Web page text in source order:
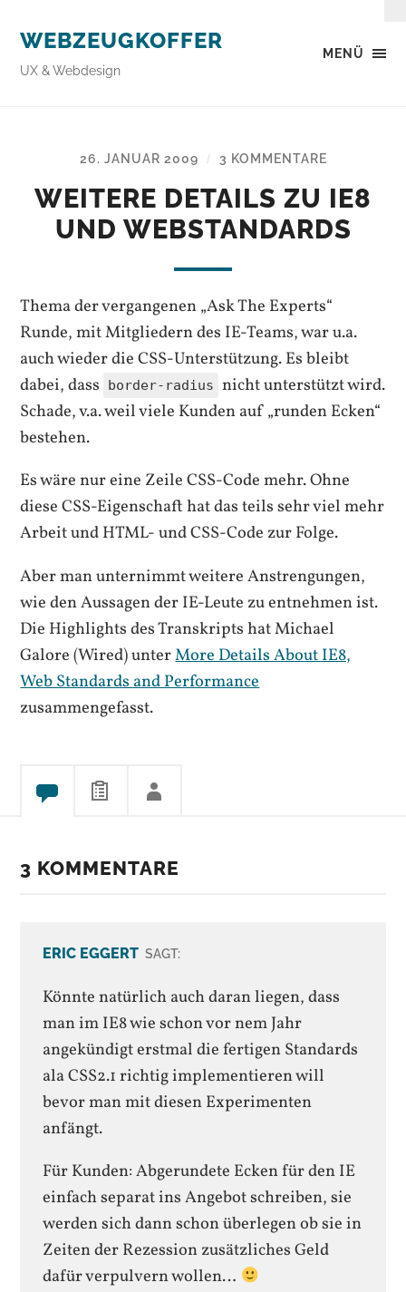
MENÜ
WEBZEUGKOFFER
UX & Webdesign
26. JANUAR 2009 / 3 KOMMENTARE
WEITERE DETAILS ZU IE8
UND WEBSTANDARDS
Thema der vergangenen „Ask The Experts“
Runde, mit Mitgliedern des IE-Teams, war u.a.
auch wieder die CSS-Unterstützung. Es bleibt
dabei, dass
border-radius nicht unterstützt wird.
Schade, v.a. weil viele Kunden auf „runden Ecken“
bestehen.
Es wäre nur eine Zeile CSS-Code mehr. Ohne
diese CSS-Eigenschaft hat das teils sehr viel mehr
Arbeit und HTML- und CSS-Code zur Folge.
Aber man unternimmt weitere Anstrengungen,
wie den Aussagen der IE-Leute zu entnehmen ist.
Die Highlights des Transkripts hat Michael
Galore (Wired) unterMore Details About IE8,
Web Standards and Performance
zusammengefasst.
3 KOMMENTARE
ERIC EGGERT SAGT:
Könnte natürlich auch daran liegen, dass
man im IE8 wie schon vor nem Jahr
angekündigt erstmal die fertigen Standards
ala CSS2.1 richtig implementieren will
bevor man mit diesen Experimenten
anfängt.
Für Kunden: Abgerundete Ecken für den IE
einfach separat ins Angebot schreiben, sie
werden sich dann schon überlegen ob sie in
Zeiten der Rezession zusätzliches Geld
dafür verpulvern wollen…